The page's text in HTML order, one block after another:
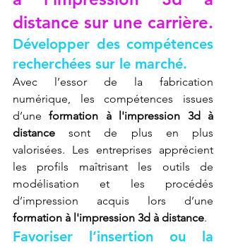
distance sur une carrière.
Développer des compétences
recherchées sur le marché.
Avec l’essor de la fabrication
numérique, les compétences issues
d’une formation à l'impression 3d à
distance sont de plus en plus
valorisées. Les entreprises apprécient
les profils maîtrisant les outils de
modélisation et les procédés
formation à l'impression 3d à distance.
Favoriser l’insertion ou la